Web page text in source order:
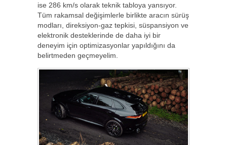
ise 286 km/s olarak teknik tabloya yansıyor.
Tüm rakamsal değişimlerle birlikte aracın sürüş
modları, direksiyon-gaz tepkisi, süspansiyon ve
elektronik desteklerinde de daha iyi bir
deneyim için optimizasyonlar yapıldığını da
belirtmeden geçmeyelim.